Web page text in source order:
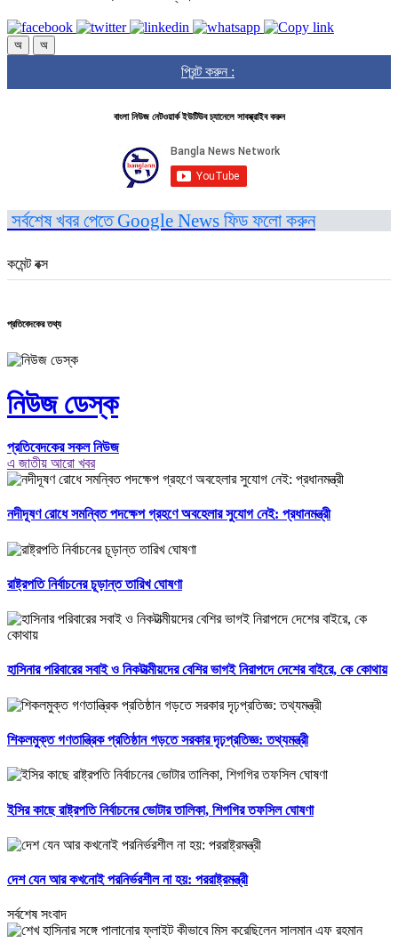
অ অ
প্রিন্ট করুন :
বাংলা নিউজ নেটওয়ার্ক ইউটিউব চ্যানেলে সাবস্ক্রাইব করুন
সর্বশেষ খবর পেতে Google News ফিড ফলো করুন
কমেন্ট বক্স
প্রতিবেদকের তথ্য
নিউজ ডেস্ক
প্রতিবেদকের সকল নিউজ
এ জাতীয় আরো খবর
নদীদূষণ রোধে সমন্বিত পদক্ষেপ গ্রহণে অবহেলার সুযোগ নেই: প্রধানমন্ত্রী
রাষ্ট্রপতি নির্বাচনের চূড়ান্ত তারিখ ঘোষণা
হাসিনার পরিবারের সবাই ও নিকটাত্মীয়দের বেশির ভাগই নিরাপদে দেশের বাইরে, কে কোথায়
শিকলমুক্ত গণতান্ত্রিক প্রতিষ্ঠান গড়তে সরকার দৃঢ়প্রতিজ্ঞ: তথ্যমন্ত্রী
ইসির কাছে রাষ্ট্রপতি নির্বাচনের ভোটার তালিকা, শিগগির তফসিল ঘোষণা
দেশ যেন আর কখনোই পরনির্ভরশীল না হয়: পররাষ্ট্রমন্ত্রী
সর্বশেষ সংবাদ